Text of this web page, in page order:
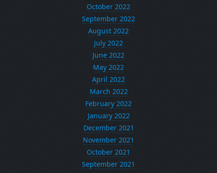
October 2022
September 2022
August 2022
July 2022
June 2022
May 2022
April 2022
March 2022
February 2022
January 2022
December 2021
November 2021
October 2021
September 2021